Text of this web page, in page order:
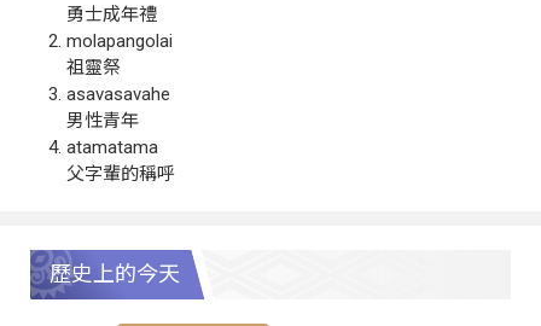
勇士成年禮
molapangolai
祖靈祭
asavasavahe
男性青年
atamatama
父字輩的稱呼
歷史上的今天